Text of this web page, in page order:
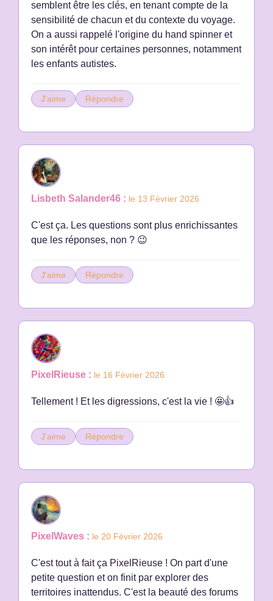
semblent être les clés, en tenant compte de la
sensibilité de chacun et du contexte du voyage.
On a aussi rappelé l'origine du hand spinner et
son intérêt pour certaines personnes, notamment
les enfants autistes.
J'aime Répondre
Lisbeth Salander46 : le 13 Février 2026
C'est ça. Les questions sont plus enrichissantes
que les réponses, non ? 😉
J'aime Répondre
PixelRieuse : le 16 Février 2026
Tellement ! Et les digressions, c'est la vie ! 🤩👍
J'aime Répondre
PixelWaves : le 20 Février 2026
C'est tout à fait ça PixelRieuse ! On part d'une
petite question et on finit par explorer des
territoires inattendus. C'est la beauté des forums